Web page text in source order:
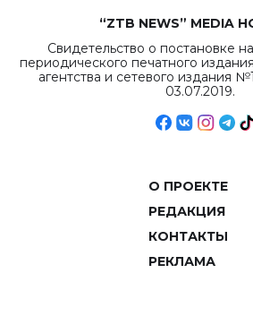
“ZTB NEWS” MEDIA
Свидетельство о постановке
периодического печатного
агентства и сетевого издания
03.07.2019.
О ПРОЕКТЕ
РЕДАКЦИЯ
КОНТАКТЫ
РЕКЛАМА